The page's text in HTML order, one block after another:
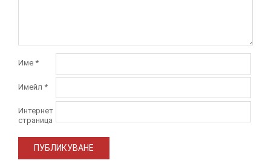
Име *
Имейл *
Интернет
страница